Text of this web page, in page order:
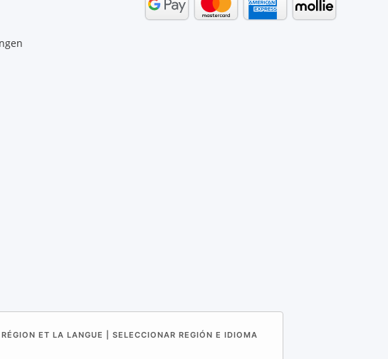
ET LA LANGUE | SELECCIONAR REGIÓN E IDIOMA